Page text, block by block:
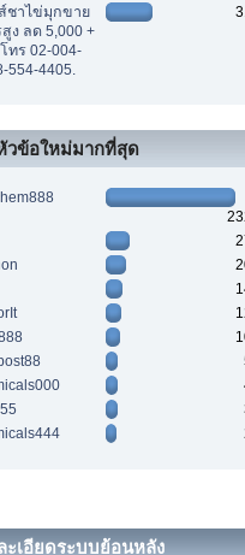
ชาไข่มุกขาย
สูง ลด 5,000 +
ทร 02-004-
554-4405.
วข้อใหม่มากที่สุด
ะเอียดระบบย้อนหลัง